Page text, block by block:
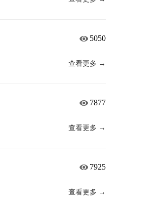
5050
查看更多 →
7877
查看更多 →
7925
查看更多 →